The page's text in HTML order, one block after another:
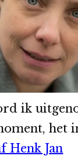
ik
het
Henk Jan